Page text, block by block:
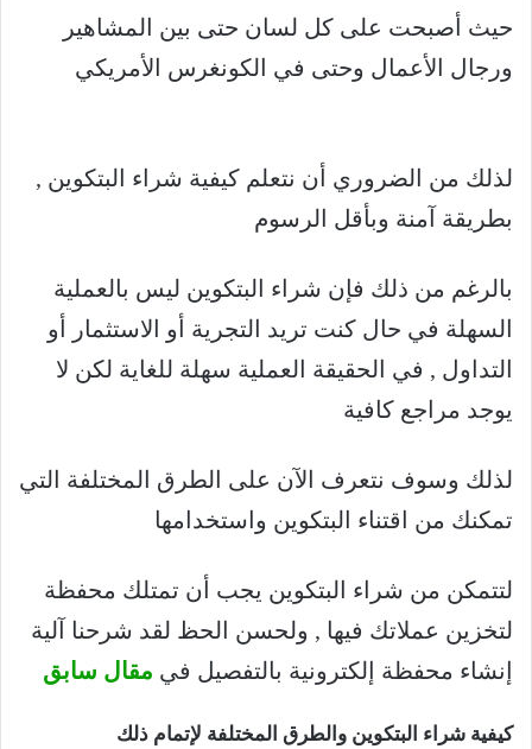
حيث أصبحت على كل لسان حتى بين المشاهير
ورجال الأعمال وحتى في الكونغرس الأمريكي
لذلك من الضروري أن نتعلم كيفية شراء البتكوين ,
بطريقة آمنة وبأقل الرسوم
بالرغم من ذلك فإن شراء البتكوين ليس بالعملية
السهلة في حال كنت تريد التجرية أو الاستثمار أو
التداول , في الحقيقة العملية سهلة للغاية لكن لا
يوجد مراجع كافية
لذلك وسوف نتعرف الآن على الطرق المختلفة التي
تمكنك من اقتناء البتكوين واستخدامها
لتتمكن من شراء البتكوين يجب أن تمتلك محفظة
لتخزين عملاتك فيها , ولحسن الحظ لقد شرحنا آلية
إنشاء محفظة إلكترونية بالتفصيل في مقال سابق
كيفية شراء البتكوين والطرق المختلفة لإتمام ذلك